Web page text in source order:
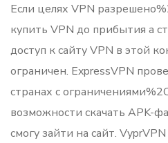
Если целях VPN
купить VPN до прибытия а
доступ к сайту VPN в этой
ограничен. ExpressVPN
странах с
возможности скачать APK-
смогу зайти на сайт.